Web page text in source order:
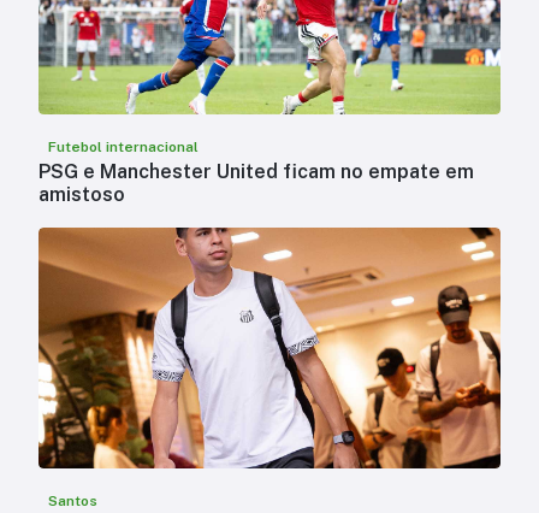
Futebol internacional
PSG e Manchester United ficam no empate em
amistoso
Santos